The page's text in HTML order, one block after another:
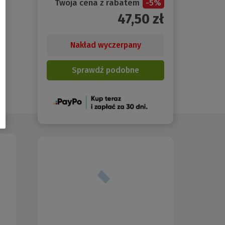
Twoja cena z rabatem -5%
47,50 zł
Nakład wyczerpany
Sprawdź podobne
(Nowe